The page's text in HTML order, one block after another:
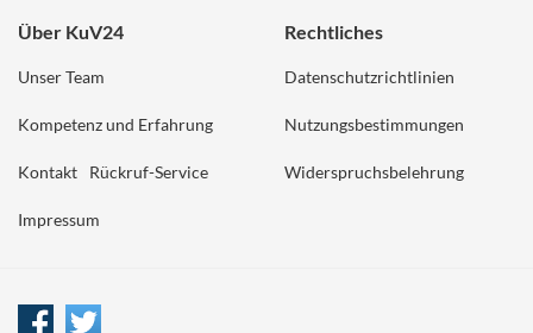
Über KuV24
Unser Team
Kompetenz und Erfahrung
Kontakt Rückruf-Service
Impressum
Rechtliches
Datenschutzrichtlinien
Nutzungsbestimmungen
Widerspruchsbelehrung